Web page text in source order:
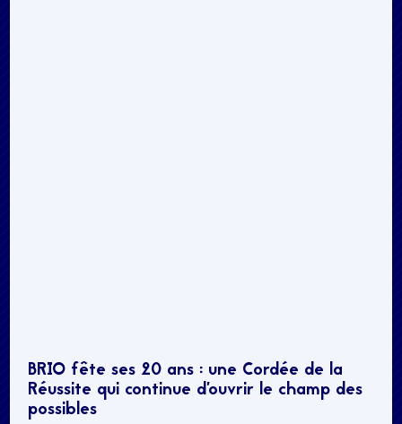
BRIO fête ses 20 ans : une Cordée de la
Réussite qui continue d’ouvrir le champ des
possibles